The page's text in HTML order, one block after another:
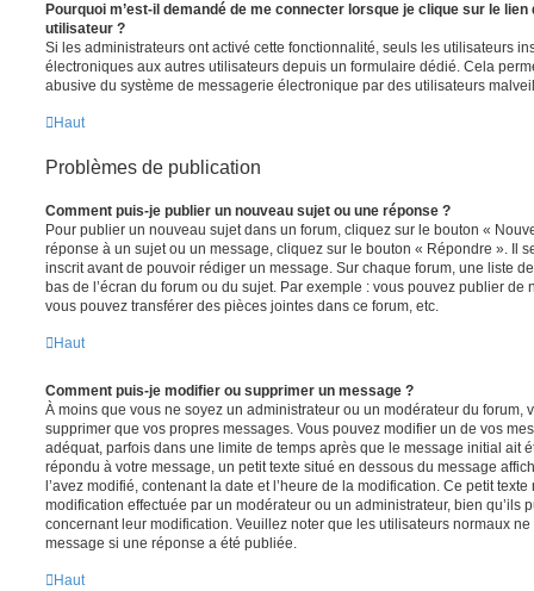
Pourquoi m’est-il demandé de me connecter lorsque je clique sur le
utilisateur ?
Si les administrateurs ont activé cette fonctionnalité, seuls les utilisateurs
électroniques aux autres utilisateurs depuis un formulaire dédié. Cela
abusive du système de messagerie électronique par des utilisateurs
Haut
Problèmes de publication
Comment puis-je publier un nouveau sujet ou une réponse ?
Pour publier un nouveau sujet dans un forum, cliquez sur le bouton «
réponse à un sujet ou un message, cliquez sur le bouton « Répondre ». Il
inscrit avant de pouvoir rédiger un message. Sur chaque forum, une liste
bas de l’écran du forum ou du sujet. Par exemple : vous pouvez publier de
vous pouvez transférer des pièces jointes dans ce forum, etc.
Haut
Comment puis-je modifier ou supprimer un message ?
À moins que vous ne soyez un administrateur ou un modérateur du forum,
supprimer que vos propres messages. Vous pouvez modifier un de vos
adéquat, parfois dans une limite de temps après que le message initial ait
répondu à votre message, un petit texte situé en dessous du message
l’avez modifié, contenant la date et l’heure de la modification. Ce petit texte
modification effectuée par un modérateur ou un administrateur, bien qu’ils
concernant leur modification. Veuillez noter que les utilisateurs normaux
message si une réponse a été publiée.
Haut